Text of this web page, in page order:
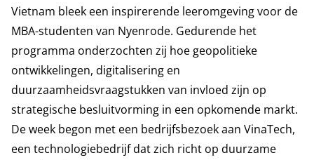
Vietnam bleek een inspirerende leeromgeving voor de
MBA-studenten van Nyenrode. Gedurende het
programma onderzochten zij hoe geopolitieke
ontwikkelingen, digitalisering en
duurzaamheidsvraagstukken van invloed zijn op
strategische besluitvorming in een opkomende markt.
De week begon met een bedrijfsbezoek aan VinaTech,
een technologiebedrijf dat zich richt op duurzame